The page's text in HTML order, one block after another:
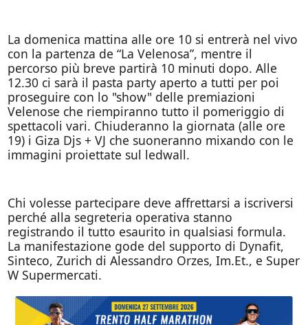
La domenica mattina alle ore 10 si entrerà nel vivo
con la partenza de “La Velenosa”, mentre il
percorso più breve partirà 10 minuti dopo. Alle
12.30 ci sarà il pasta party aperto a tutti per poi
proseguire con lo "show" delle premiazioni
Velenose che riempiranno tutto il pomeriggio di
spettacoli vari. Chiuderanno la giornata (alle ore
19) i Giza Djs + VJ che suoneranno mixando con le
immagini proiettate sul ledwall.
Chi volesse partecipare deve affrettarsi a iscriversi
perché alla segreteria operativa stanno
registrando il tutto esaurito in qualsiasi formula.
La manifestazione gode del supporto di Dynafit,
Sinteco, Zurich di Alessandro Orzes, Im.Et., e Super
W Supermercati.